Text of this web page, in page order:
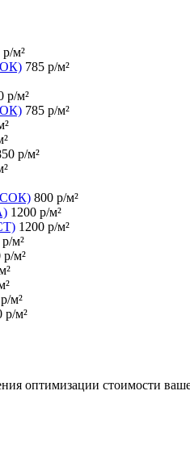
р/м²
785 р/м²
р/м²
785 р/м²
р/м²
800 р/м²
1200 р/м²
1200 р/м²
р/м²
р/м²
р/м²
р/м²
оптимизации стоимости